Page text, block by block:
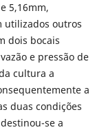
5,16mm,
utilizados outros
dois bocais
e pressão de
cultura a
a
duas condições
se a